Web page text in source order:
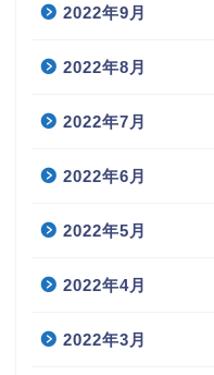
2022年9月
2022年8月
2022年7月
2022年6月
2022年5月
2022年4月
2022年3月